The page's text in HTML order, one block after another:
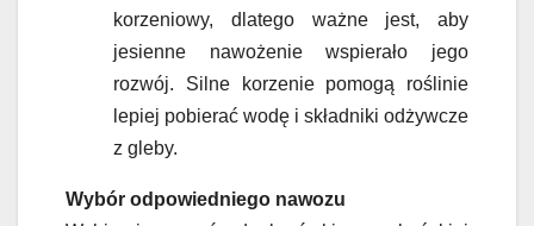
korzeniowy, dlatego ważne jest, aby
jesienne nawożenie wspierało jego
rozwój. Silne korzenie pomogą roślinie
lepiej pobierać wodę i składniki odżywcze
z gleby.
Wybór odpowiedniego nawozu